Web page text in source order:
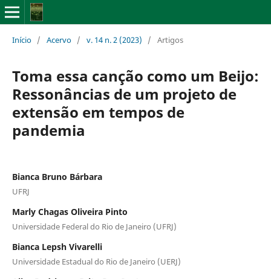
Início / Acervo / v. 14 n. 2 (2023) / Artigos
Toma essa canção como um Beijo:
Ressonâncias de um projeto de
extensão em tempos de
pandemia
Bianca Bruno Bárbara
UFRJ
Marly Chagas Oliveira Pinto
Universidade Federal do Rio de Janeiro (UFRJ)
Bianca Lepsh Vivarelli
Universidade Estadual do Rio de Janeiro (UERJ)